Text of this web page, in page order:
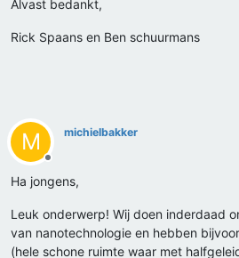
Alvast bedankt,
Rick Spaans en Ben schuurmans
M
Offline
michielbakker
Ha jongens,
Leuk onderwerp! Wij doen inderdaad
van nanotechnologie en hebben
(hele schone ruimte waar met